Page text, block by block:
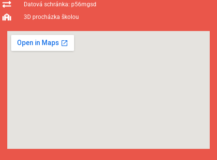
Datová schránka: p56mgsd
3D procházka školou